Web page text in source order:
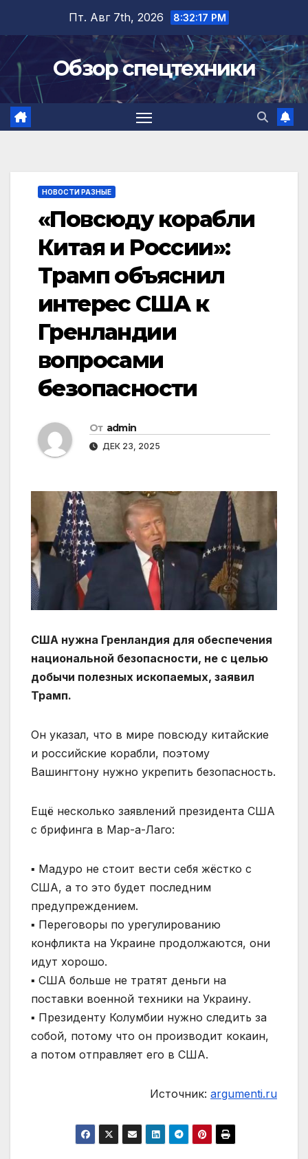
содержимому
Пт. Авг 7th, 2026 8:32:18 PM
Обзор спецтехники
НОВОСТИ РАЗНЫЕ
«Повсюду корабли
Китая и России»:
Трамп объяснил
интерес США к
Гренландии
вопросами
безопасности
От admin
ДЕК 23, 2025
США нужна Гренландия для обеспечения
национальной безопасности, не с целью
добычи полезных ископаемых, заявил
Трамп.
Он указал, что в мире повсюду китайские
и российские корабли, поэтому
Вашингтону нужно укрепить безопасность.
Ещё несколько заявлений президента США
с брифинга в Мар-а-Лаго:
▪️ Мадуро не стоит вести себя жёстко с
США, а то это будет последним
предупреждением.
▪️ Переговоры по урегулированию
конфликта на Украине продолжаются, они
идут хорошо.
▪️ США больше не тратят деньги на
поставки военной техники на Украину.
▪️ Президенту Колумбии нужно следить за
собой, потому что он производит кокаин,
а потом отправляет его в США.
Источник: argumenti.ru